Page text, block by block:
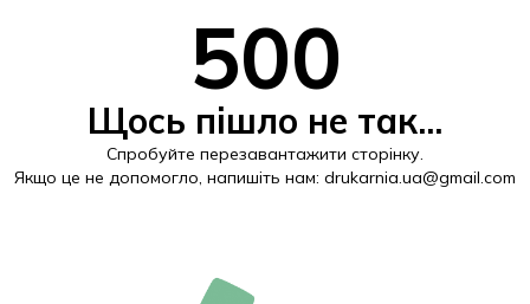
500
Щось пішло не так...
Спробуйте перезавантажити сторінку.
Якщо це не допомогло, напишіть нам: drukarnia.ua@gmail.com